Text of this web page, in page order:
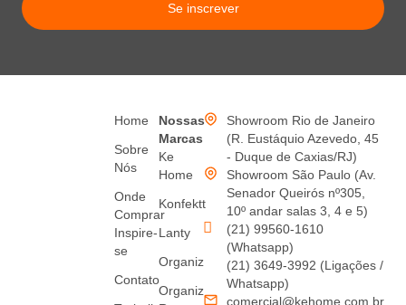
Se inscrever
Home
Sobre
Nós
Onde
Comprar
Inspire-
se
Contato
Nossas
Marcas
Ke
Home
Konfektt
Lanty
Organiz
Organiz
Showroom Rio de Janeiro
(R. Eustáquio Azevedo, 45
- Duque de Caxias/RJ)
Showroom São Paulo (Av.
Senador Queirós nº305,
10º andar salas 3, 4 e 5)
(21) 99560-1610
(Whatsapp)
(21) 3649-3992 (Ligações /
Whatsapp)
comercial@kehome.com.br